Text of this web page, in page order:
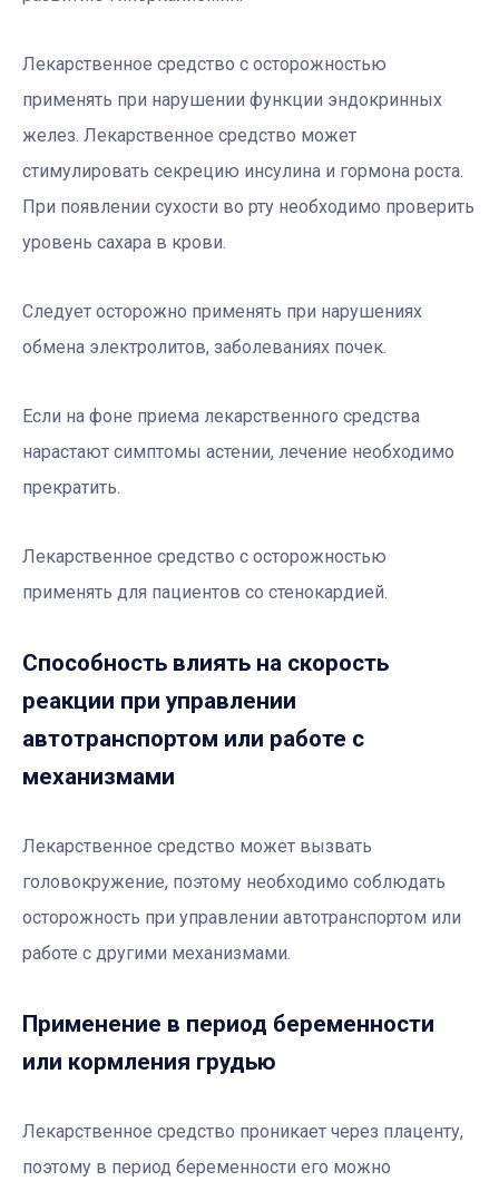
Лекарственное средство с осторожностью
применять при нарушении функции эндокринных
желез. Лекарственное средство может
стимулировать секрецию инсулина и гормона роста.
При появлении сухости во рту необходимо проверить
уровень сахара в крови.
Следует осторожно применять при нарушениях
обмена электролитов, заболеваниях почек.
Если на фоне приема лекарственного средства
нарастают симптомы астении, лечение необходимо
прекратить.
Лекарственное средство с осторожностью
применять для пациентов со стенокардией.
Способность влиять на скорость
реакции при управлении
автотранспортом или работе с
механизмами
Лекарственное средство может вызвать
головокружение, поэтому необходимо соблюдать
осторожность при управлении автотранспортом или
работе с другими механизмами.
Применение в период беременности
или кормления грудью
Лекарственное средство проникает через плаценту,
поэтому в период беременности его можно